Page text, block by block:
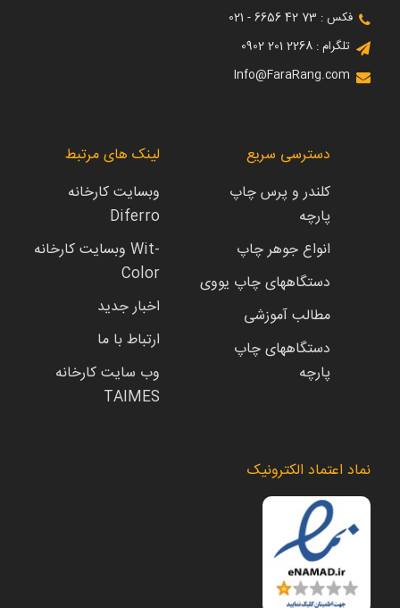
فکس : 73 42 6656 - 021
تلگرام : 2268 201 0902
Info@FaraRang.com
دسترسی سریع
کلندر و پرس چاپ
پارچه
انواع جوهر چاپ
دستگاههای چاپ یووی
مطالب آموزشی
دستگاههای چاپ
پارچه
لینک های مرتبط
وبسایت کارخانه
Diferro
وبسایت کارخانه Wit-
Color
اخبار جدید
ارتباط با ما
وب سایت کارخانه
TAIMES
نماد اعتماد الکترونیک